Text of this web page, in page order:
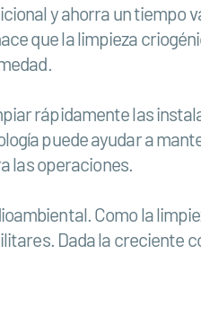
y ahorra un tiempo
que la limpieza
rápidamente las
puede ayudar a
las operaciones.
Como la
Dada la creciente